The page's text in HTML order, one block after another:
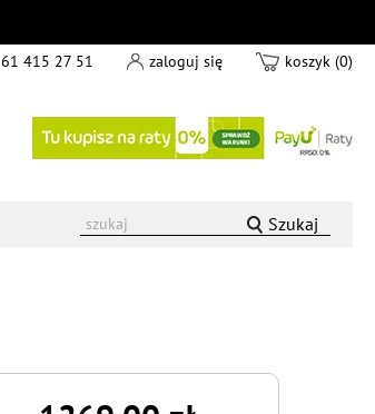
61 415 27 51 zaloguj się koszyk (0)
Szukaj